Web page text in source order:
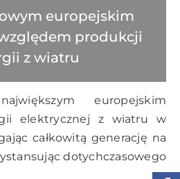
europejskim
produkcji
z wiatru
europejskim
elektrycznej z wiatru w
całkowitą generację na
dotychczasowego